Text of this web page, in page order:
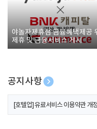
야놀자제휴점 금융혜택제공
제휴 및 금융서비스 게시
공지사항
[호텔업] 개인정보 처리방침 개정본
[호텔업] 유료서비스 이용약관 개